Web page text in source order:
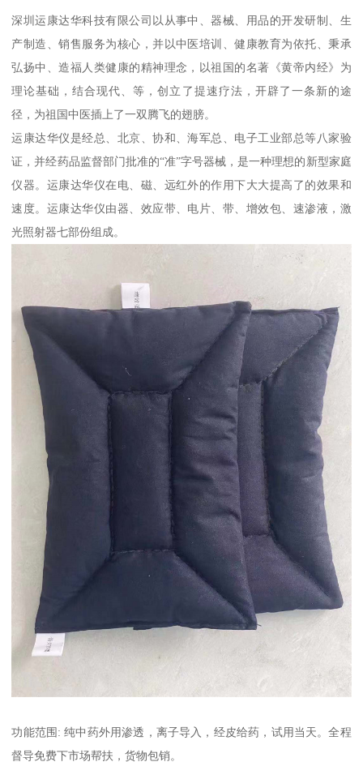
深圳运康达华科技有限公司以从事中、器械、用品的开发研制、生
产制造、销售服务为核心，并以中医培训、健康教育为依托、秉承
弘扬中、造福人类健康的精神理念，以祖国的名著《黄帝内经》为
理论基础，结合现代、等，创立了提速疗法，开辟了一条新的途
径，为祖国中医插上了一双腾飞的翅膀。
运康达华仪是经总、北京、协和、海军总、电子工业部总等八家验
证，并经药品监督部门批准的“准”字号器械，是一种理想的新型家庭
仪器。运康达华仪在电、磁、远红外的作用下大大提高了的效果和
速度。运康达华仪由器、效应带、电片、带、增效包、速渗液，激
光照射器七部份组成。
功能范围: 纯中药外用渗透，离子导入，经皮给药，试用当天。全程
督导免费下市场帮扶，货物包销。